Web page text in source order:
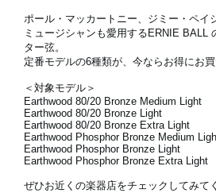
ポール・マッカートニー、ジミー・ペイ
ミュージシャンも愛用するERNIE BALL
ター弦。
定番モデルの6種類が、今ならお得にお買
＜対象モデル＞
Earthwood 80/20 Bronze Medium Light
Earthwood 80/20 Bronze Light
Earthwood 80/20 Bronze Extra Light
Earthwood Phosphor Bronze Medium
Earthwood Phosphor Bronze Light
Earthwood Phosphor Bronze Extra Light
ぜひお近くの楽器店をチェックしてみて